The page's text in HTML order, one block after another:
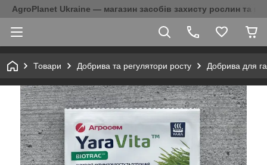
AgroPlanet Ukraine — магазин засобів захисту рослин та
Товари Добрива та регулятори росту Добрива для